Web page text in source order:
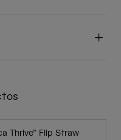
Thrive™ Flip Straw